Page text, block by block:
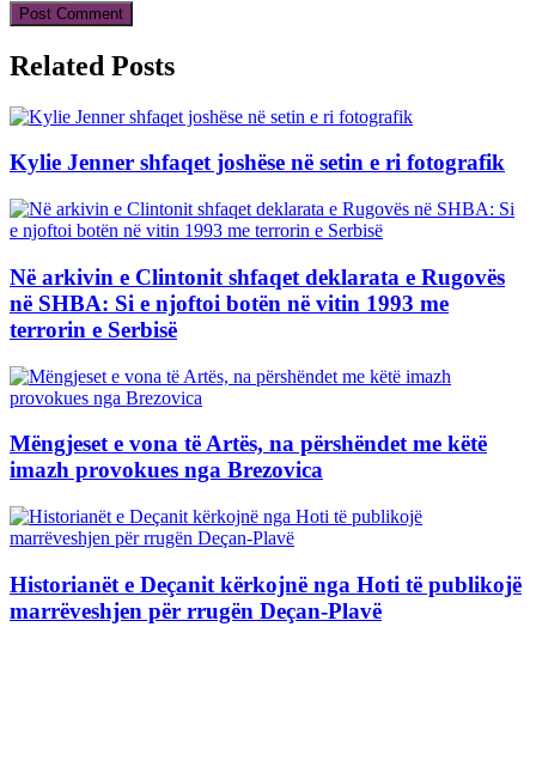
Related Posts
Kylie Jenner shfaqet joshëse në setin e ri fotografik
Në arkivin e Clintonit shfaqet deklarata e Rugovës
në SHBA: Si e njoftoi botën në vitin 1993 me
terrorin e Serbisë
Mëngjeset e vona të Artës, na përshëndet me këtë
imazh provokues nga Brezovica
Historianët e Deçanit kërkojnë nga Hoti të publikojë
marrëveshjen për rrugën Deçan-Plavë